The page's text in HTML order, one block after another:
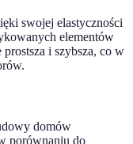
swojej elastyczności
elementów
i szybsza, co w
domów
porównaniu do